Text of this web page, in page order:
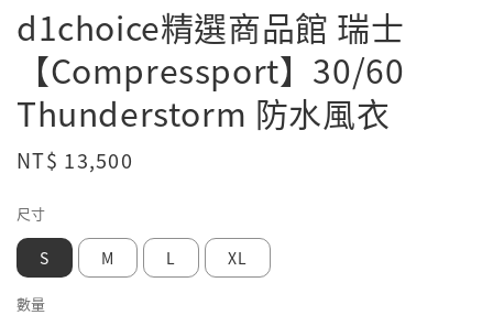
d1choice精選商品館 瑞士
【Compressport】30/60
Thunderstorm 防水風衣
Regular
NT$ 13,500
尺寸
S M L XL
數量